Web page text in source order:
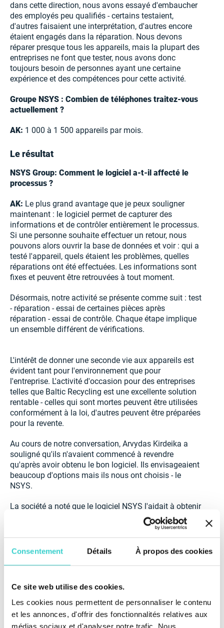
Consentement Détails À propos des cookies
Ce site web utilise des cookies.
Les cookies nous permettent de personnaliser le contenu
et les annonces, d'offrir des fonctionnalités relatives aux
médias sociaux et d'analyser notre trafic. Nous
dans cette direction, nous avons essayé d'embaucher
des employés peu qualifiés - certains testaient,
d'autres faisaient une interprétation, d'autres encore
étaient engagés dans la réparation. Nous devons
réparer presque tous les appareils, mais la plupart des
entreprises ne font que tester, nous avons donc
toujours besoin de personnes ayant une certaine
expérience et des compétences pour cette activité.
Groupe NSYS : Combien de téléphones traitez-vous
actuellement ?
AK: 1 000 à 1 500 appareils par mois.
Le résultat
NSYS Group: Comment le logiciel a-t-il affecté le
processus ?
AK: Le plus grand avantage que je peux souligner
maintenant : le logiciel permet de capturer des
informations et de contrôler entièrement le processus.
Si une personne souhaite effectuer un retour, nous
pouvons alors ouvrir la base de données et voir : qui a
testé l'appareil, quels étaient les problèmes, quelles
réparations ont été effectuées. Les informations sont
fixes et peuvent être retrouvées à tout moment.
Désormais, notre activité se présente comme suit : test
- réparation - essai de certaines pièces après
réparation - essai de contrôle. Chaque étape implique
un ensemble différent de vérifications.
L'intérêt de donner une seconde vie aux appareils est
évident tant pour l'environnement que pour
l'entreprise. L'activité d'occasion pour des entreprises
telles que Baltic Recycling est une excellente solution
rentable - celles qui sont mortes peuvent être utilisées
conformément à la loi, d'autres peuvent être préparées
pour la revente.
Au cours de notre conversation, Arvydas Kirdeika a
souligné qu'ils n'avaient commencé à revendre
qu'après avoir obtenu le bon logiciel. Ils envisageaient
beaucoup d'options mais ils nous ont choisis - le
NSYS.
La société a noté que le logiciel NSYS l'aidait à obtenir
un contrôle total du processus. Le processus est
entièrement automatisé et toutes les informations
après le test et la réparation sont fixées et enregistrées
dans la base de données. Ils ont fourni 50 tests et
personnalisé le flux de travail opérationnel d'une
manière qui convient de manière optimale à leur
L'équipe de NSYS Group est heureuse de savoir que
nos solutions aident les entreprises dans leur
cheminement de croissance. Nous remercions Baltic